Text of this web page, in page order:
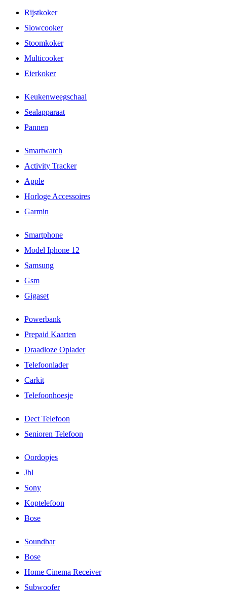
Rijstkoker
Slowcooker
Stoomkoker
Multicooker
Eierkoker
Keukenweegschaal
Sealapparaat
Pannen
Smartwatch
Activity Tracker
Apple
Horloge Accessoires
Garmin
Smartphone
Model Iphone 12
Samsung
Gsm
Gigaset
Powerbank
Prepaid Kaarten
Draadloze Oplader
Telefoonlader
Carkit
Telefoonhoesje
Dect Telefoon
Senioren Telefoon
Oordopjes
Jbl
Sony
Koptelefoon
Bose
Soundbar
Bose
Home Cinema Receiver
Subwoofer